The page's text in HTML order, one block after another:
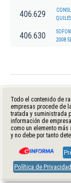
406.629
406.630
2008 SL
Todo el contenido de
empresas procede de
tratada y suministrada
información de
como un elemento
y no debe por tanto
Política de Privacidad